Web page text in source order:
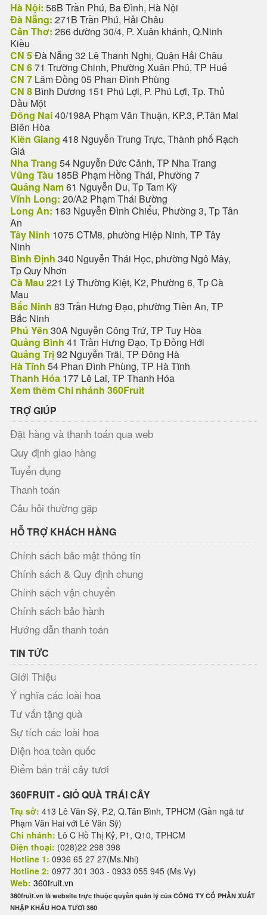
Hà Nội: 56B Trần Phú, Ba Đình, Hà Nội
Đà Nẵng: 271B Trần Phú, Hải Châu
Cần Thơ: 266 đường 30/4, P. Xuân khánh, Q.Ninh
Kiều
CN 5Đà Nẵng 32 Lê Thanh Nghị, Quận Hải Châu
CN 671 Trường Chinh, Phường Xuân Phú, TP Huế
CN 7 Lâm Đồng 05 Phan Đình Phùng
CN 8 Bình Dương 151 Phú Lợi, P. Phú Lợi, Tp. Thủ
Dầu Một
Đồng Nai40/198A Phạm Văn Thuận, KP.3, P.Tân Mai
Biên Hòa
Kiên Giang 418 Nguyễn Trung Trực, Thành phố Rạch
Giá
Nha Trang 54 Nguyễn Đức Cảnh, TP Nha Trang
Vũng Tàu 185B Phạm Hồng Thái, Phường 7
Quảng Nam61 Nguyễn Du, Tp Tam Kỳ
Vĩnh Long: 20/A2 Phạm Thái Bường
Long An: 163 Nguyễn Đình Chiểu, Phường 3, Tp Tân
An
Tây Ninh 1075 CTM8, phường Hiệp Ninh, TP Tây
Ninh
Bình Định 340 Nguyễn Thái Học, phường Ngô Mây,
Tp Quy Nhơn
Cà Mau 221 Lý Thường Kiệt, K2, Phường 6, Tp Cà
Mau
Bắc Ninh 83 Trần Hưng Đạo, phường Tiền An, TP
Bắc Ninh
Phú Yên 30A Nguyễn Công Trứ, TP Tuy Hòa
Quảng Bình 41 Trần Hưng Đạo, Tp Đồng Hới
Quảng Trị92 Nguyễn Trãi, TP Đông Hà
Hà Tĩnh 54 Phan Đình Phùng, TP Hà Tĩnh
Thanh Hóa 177 Lê Lai, TP Thanh Hóa
Xem thêm Chi nhánh 360Fruit
TRỢ GIÚP
Đặt hàng và thanh toán qua web
Quy định giao hàng
Tuyển dụng
Thanh toán
Câu hỏi thường gặp
HỖ TRỢ KHÁCH HÀNG
Chính sách bảo mật thông tin
Chính sách & Quy định chung
Chính sách vận chuyển
Chính sách bảo hành
Hướng dẫn thanh toán
TIN TỨC
Giới Thiệu
Ý nghĩa các loài hoa
Tư vấn tặng quà
Sự tích các loài hoa
Điện hoa toàn quốc
Điểm bán trái cây tươi
360FRUIT - GIỎ QUÀ TRÁI CÂY
Trụ sở: 413 Lê Văn Sỹ, P.2, Q.Tân Bình, TPHCM (Gần ngã tư
Phạm Văn Hai với Lê Văn Sỹ)
Chi nhánh: Lô C Hồ Thị Kỷ, P1, Q10, TPHCM
Điện thoại: (028)22 298 398
Hotline 1: 0936 65 27 27(Ms.Nhi)
Hotline 2: 0977 301 303 - 0933 055 945 (Ms.Vy)
Web: 360fruit.vn
360fruit.vn là website trực thuộc quyền quản lý của CÔNG TY CỔ PHẦN XUẤT
NHẬP KHẨU HOA TƯƠI 360